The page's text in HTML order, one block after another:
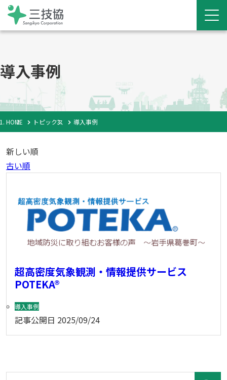
導入事例
HOME トピックス 導入事例
新しい順
古い順
超高密度気象観測・情報提供サービス
POTEKA®
導入事例
記事公開日 2025/09/24